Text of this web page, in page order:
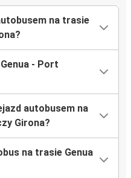
na trasie
- Port
autobusem na
Girona?
na trasie Genua